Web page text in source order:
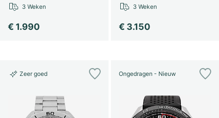
€ 1.990
3 Weken
€ 3.150
3 Weken
Zeer goed Ongedragen - Nieuw